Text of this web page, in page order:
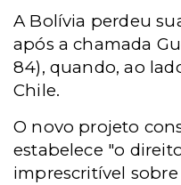
A Bolívia perdeu
após a chamada
84), quando, ao
Chile.
O novo projeto
estabelece "o
imprescritível